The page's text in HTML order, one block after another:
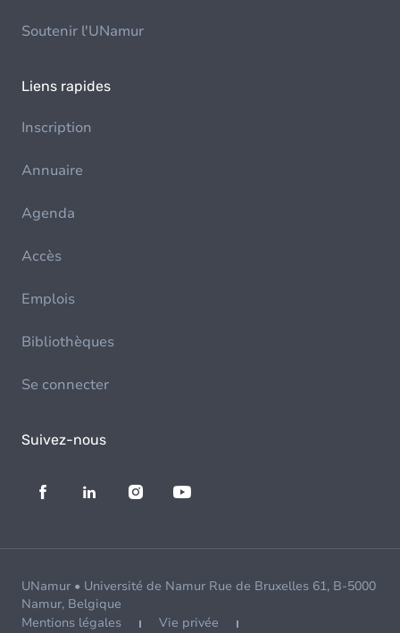
Soutenir l'UNamur
Liens rapides
Inscription
Annuaire
Agenda
Accès
Emplois
Bibliothèques
Se connecter
Suivez-nous
UNamur • Université de Namur Rue de Bruxelles 61, B-5000
Namur, Belgique
Mentions légales
Vie privée